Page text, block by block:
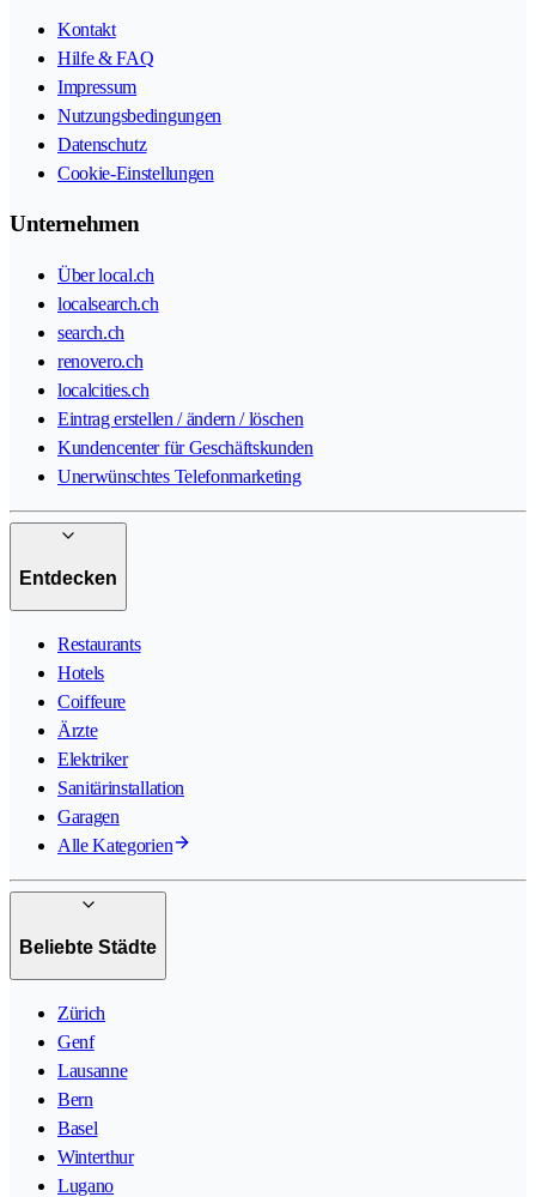
Kontakt
Hilfe & FAQ
Impressum
Nutzungsbedingungen
Datenschutz
Cookie-Einstellungen
Unternehmen
Über local.ch
localsearch.ch
search.ch
renovero.ch
localcities.ch
Eintrag erstellen / ändern / löschen
Kundencenter für Geschäftskunden
Unerwünschtes Telefonmarketing
Entdecken
Restaurants
Hotels
Coiffeure
Ärzte
Elektriker
Sanitärinstallation
Garagen
Alle Kategorien
Beliebte Städte
Zürich
Genf
Lausanne
Bern
Basel
Winterthur
Lugano